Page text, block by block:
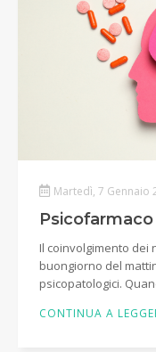
Martedì, 7 Gennaio
Il coinvolgimento dei
buongiorno del
psicopatologici.
CONTINUA A